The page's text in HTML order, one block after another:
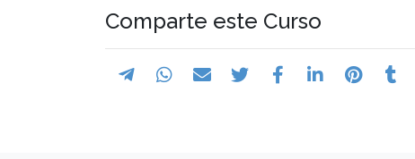
Comparte este Curso